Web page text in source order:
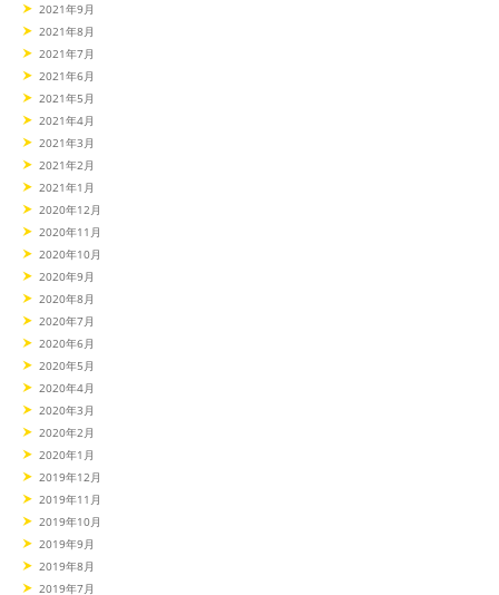
2021年9月
2021年8月
2021年7月
2021年6月
2021年5月
2021年4月
2021年3月
2021年2月
2021年1月
2020年12月
2020年11月
2020年10月
2020年9月
2020年8月
2020年7月
2020年6月
2020年5月
2020年4月
2020年3月
2020年2月
2020年1月
2019年12月
2019年11月
2019年10月
2019年9月
2019年8月
2019年7月